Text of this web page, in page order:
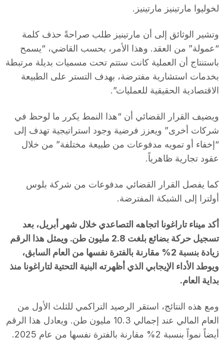
لخوليوا مارتينيز مارتينيز.
وتشير الوثائق إلى أن مارتينيز طلب صراحةً حذف كلمة
“عمولة” من العقد. وهذا الأمر، بحسب القاضي، “يسمح
باستنتاج أن العملية كانت ستتم تحت مسميات بديلة مرتبطة
بخدمات استشارية مفترضة، بهدف التستر على الطبيعة
الاقتصادية الحقيقية للعمليات”.
ويضيف القرار القضائي أن “هذا النمط يكرر ما لوحظ في
شركات أخرى” ويعزز فرضية وجود استراتيجية تهدف إلى
“إخفاء أو تمويه مدفوعات من طبيعة مختلفة” من خلال
عقود تجارية ظاهرياً.
كما يفصل القرار القضائي مدفوعات من شركة بلوس
أولترا إلى الشبكة المفترضة.
أكد ميناء تاراغونا اتجاهه التصاعدي خلال شهر أبريل، بعد
تسجيل حركة بضائع بلغت 2.8 مليون طن. ويمثل هذا الرقم
زيادة بنسبة 2% مقارنة بالفترة نفسها من العام السابق،
ويوطد الأداء الإيجابي الذي أظهرته البنية التحتية لتاراغونا منذ
بداية العام.
ومع هذه النتائج، استقر الرصيد التراكمي للثلث الأول من
العام المالي عند إجمالي 10.3 مليون طن. ويعادل هذا الرقم
أيضاً نمواً بنسبة 2% مقارنة بالفترة نفسها من عام 2025.